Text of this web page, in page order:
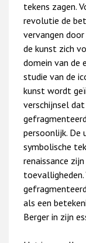
tekens zagen.
revolutie de
vervangen
de kunst zich
domein van de
studie van de
kunst wordt
verschijnsel
persoonlijk. De
symbolische
renaissance
toevalligheden.
als een
Berger in zijn